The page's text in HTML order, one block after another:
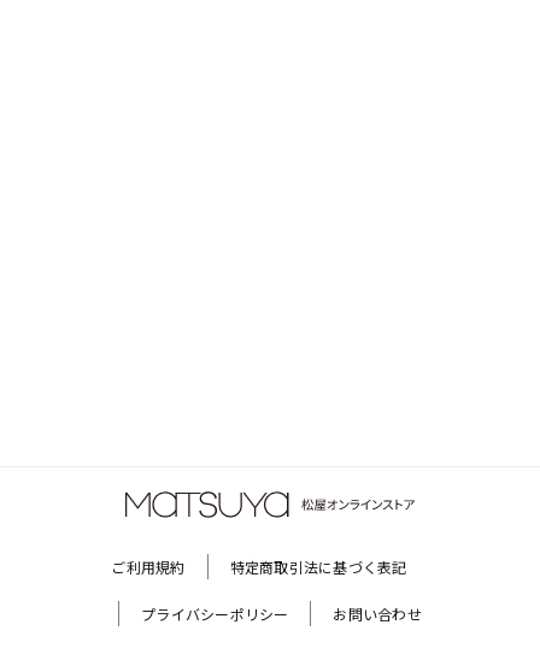
ご利用規約 特定商取引法に基づく表記
プライバシーポリシー お問い合わせ